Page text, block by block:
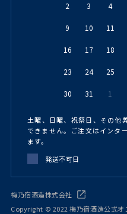
2 3 4
9 10 11
16 17 18
23 24 25
30 31 1
土曜、日曜、祝祭日、その他
できません。ご注文はインタ
ます。
発送不可日
梅乃宿酒造株式会社
Copyright © 2022 梅乃宿酒造公式オ